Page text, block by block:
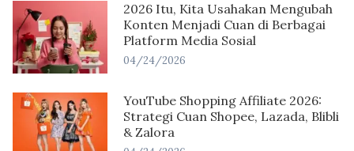
2026 Itu, Kita Usahakan Mengubah
Konten Menjadi Cuan di Berbagai
Platform Media Sosial
04/24/2026
YouTube Shopping Affiliate 2026:
Strategi Cuan Shopee, Lazada, Blibli
& Zalora